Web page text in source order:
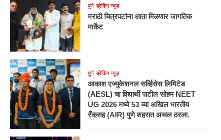
पुणे ब्रेकिंग न्यूज़
मराठी चित्रपटांना आता मिळणार जागतिक
मार्केट
पुणे ब्रेकिंग न्यूज़
आकाश एज्युकेशनल सर्व्हिसेस लिमिटेड
(AESL) चा विद्यार्थी पाटील सोहम NEET
UG 2026 मध्ये 53 व्या अखिल भारतीय
रँकसह (AIR) पुणे शहरात अव्वल ठरला.